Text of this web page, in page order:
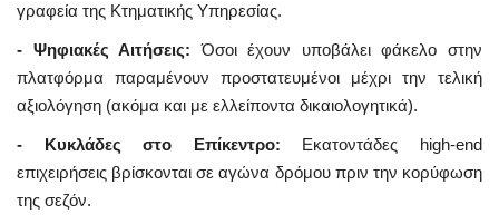
γραφεία της Κτηματικής Υπηρεσίας.
- Ψηφιακές Αιτήσεις: Όσοι έχουν υποβάλει φάκελο στην
πλατφόρμα παραμένουν προστατευμένοι μέχρι την τελική
αξιολόγηση (ακόμα και με ελλείποντα δικαιολογητικά).
- Κυκλάδες στο Επίκεντρο: Εκατοντάδες high-end
επιχειρήσεις βρίσκονται σε αγώνα δρόμου πριν την κορύφωση
της σεζόν.